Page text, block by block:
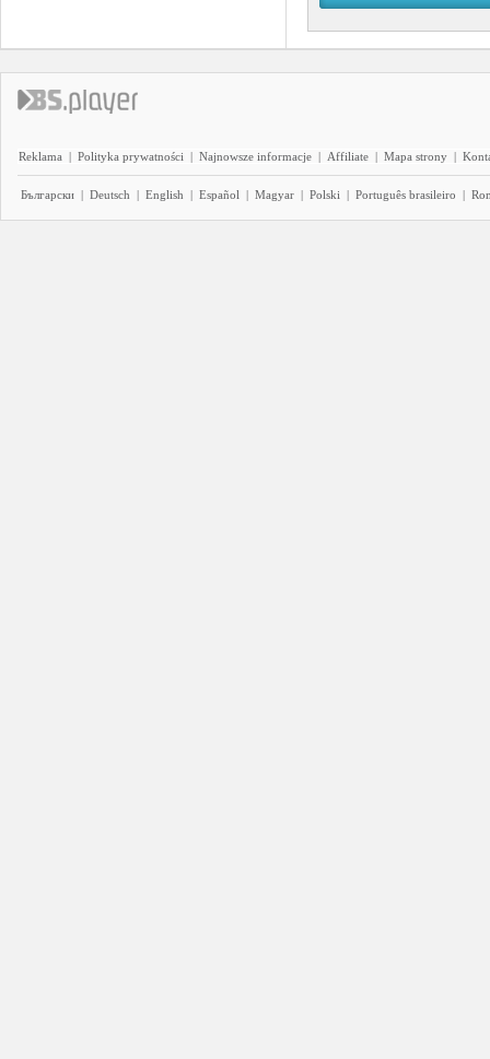
Reklama | Polityka prywatności | Najnowsze informacje | Affiliate | Mapa strony |
Български | Deutsch | English | Español | Magyar | Polski | Português brasileiro |